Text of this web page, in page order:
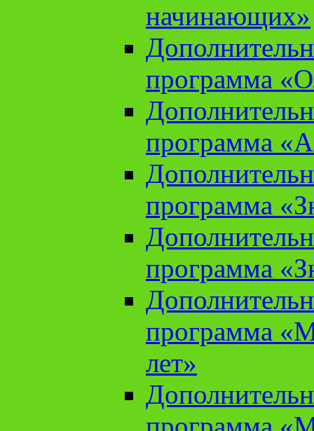
начинающих»
программа
программа
программа
программа
программа
лет»